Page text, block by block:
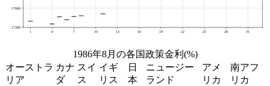
1986年8月の各国政策金利(%)
オーストラ
リア
カナ
ダ
スイ
ス
イギ
リス
日
本
ニュージー
ランド
アメ
リカ
南アフ
リカ